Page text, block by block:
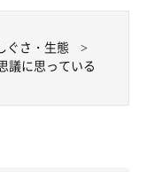
」で投稿されたもの
ご了承ください。
ぐさ・生態
に思っている